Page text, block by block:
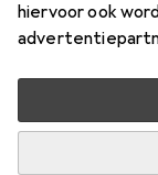
hiervoor ook